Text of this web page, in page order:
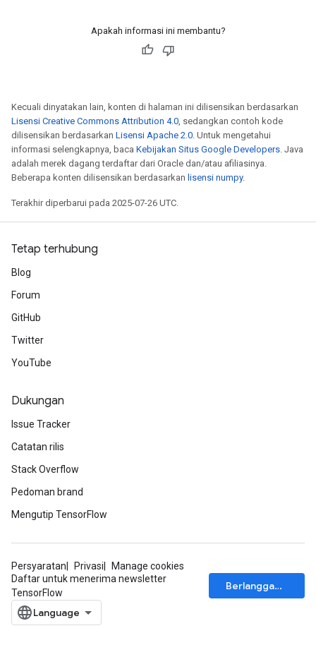
Apakah informasi ini membantu?
Kecuali dinyatakan lain, konten di halaman ini dilisensikan berdasarkan
Lisensi Creative Commons Attribution 4.0, sedangkan contoh kode
dilisensikan berdasarkan Lisensi Apache 2.0. Untuk mengetahui
informasi selengkapnya, baca Kebijakan Situs Google Developers. Java
adalah merek dagang terdaftar dari Oracle dan/atau afiliasinya.
Beberapa konten dilisensikan berdasarkan lisensi numpy.
Terakhir diperbarui pada 2025-07-26 UTC.
Tetap terhubung
Blog
Forum
GitHub
Twitter
YouTube
Dukungan
Issue Tracker
Catatan rilis
Stack Overflow
Pedoman brand
Mengutip TensorFlow
Persyaratan Privasi
Manage cookies
Daftar untuk menerima newsletter
TensorFlow
Berlangganan